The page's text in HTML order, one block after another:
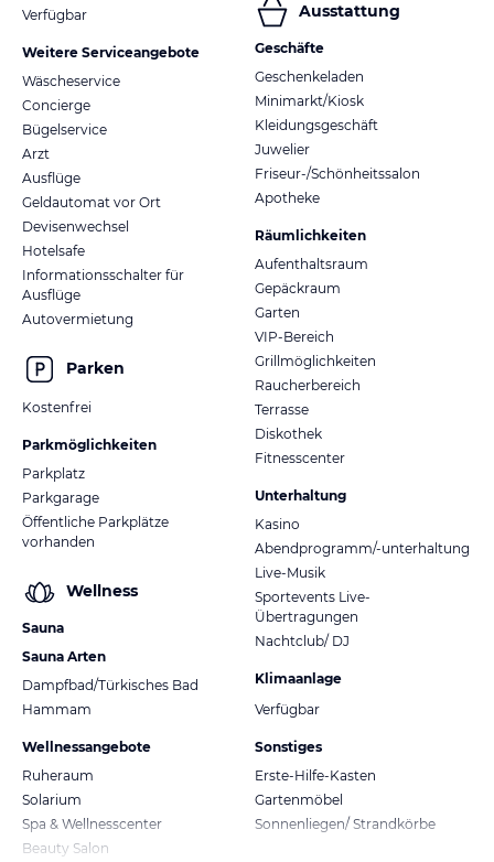
Verfügbar
Weitere Serviceangebote
Wäscheservice
Concierge
Bügelservice
Arzt
Ausflüge
Geldautomat vor Ort
Devisenwechsel
Hotelsafe
Informationsschalter für
Ausflüge
Autovermietung
Parken
Kostenfrei
Parkmöglichkeiten
Parkplatz
Parkgarage
Öffentliche Parkplätze
vorhanden
Wellness
Sauna
Sauna Arten
Dampfbad/Türkisches Bad
Hammam
Wellnessangebote
Ruheraum
Solarium
Spa & Wellnesscenter
Beauty Salon
Ausstattung
Geschäfte
Geschenkeladen
Minimarkt/Kiosk
Kleidungsgeschäft
Juwelier
Friseur-/Schönheitssalon
Apotheke
Räumlichkeiten
Aufenthaltsraum
Gepäckraum
Garten
VIP-Bereich
Grillmöglichkeiten
Raucherbereich
Terrasse
Diskothek
Fitnesscenter
Unterhaltung
Kasino
Abendprogramm/-unterhaltung
Live-Musik
Sportevents Live-
Übertragungen
Nachtclub/ DJ
Klimaanlage
Verfügbar
Sonstiges
Erste-Hilfe-Kasten
Gartenmöbel
Sonnenliegen/ Strandkörbe